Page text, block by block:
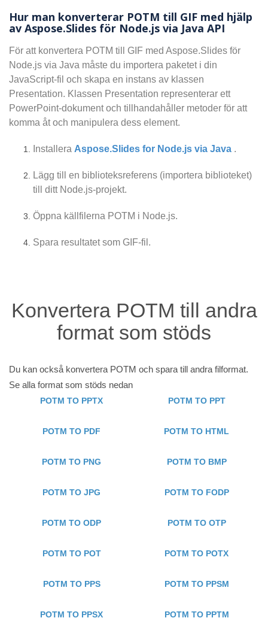
Hur man konverterar POTM till GIF med hjälp
av Aspose.Slides för Node.js via Java API
För att konvertera POTM till GIF med Aspose.Slides för
Node.js via Java måste du importera paketet i din
JavaScript-fil och skapa en instans av klassen
Presentation. Klassen Presentation representerar ett
PowerPoint-dokument och tillhandahåller metoder för att
komma åt och manipulera dess element.
Installera Aspose.Slides for Node.js via Java .
Lägg till en biblioteksreferens (importera biblioteket)
till ditt Node.js-projekt.
Öppna källfilerna POTM i Node.js.
Spara resultatet som GIF-fil.
Konvertera POTM till andra
format som stöds
Du kan också konvertera POTM och spara till andra filformat.
Se alla format som stöds nedan
POTM TO PPTX POTM TO PPT
POTM TO PDF POTM TO HTML
POTM TO PNG POTM TO BMP
POTM TO JPG POTM TO FODP
POTM TO ODP POTM TO OTP
POTM TO POT POTM TO POTX
POTM TO PPS POTM TO PPSM
POTM TO PPSX POTM TO PPTM